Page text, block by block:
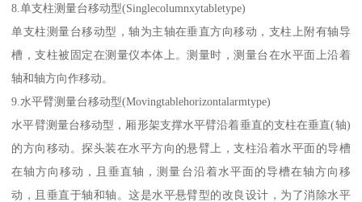
8.单支柱测量台移动型(Singlecolumnxytabletype)
单支柱测量台移动型，轴为主轴在垂直方向移动，支柱上附有轴导
槽，支柱被固定在测量仪本体上。测量时，测量台在水平面上沿着
轴和轴方向作移动。
9.水平臂测量台移动型(Movingtablehorizontalarmtype)
水平臂测量台移动型，厢形架支撑水平臂沿着垂直的支柱在垂直(轴)
的方向移动。探头装在水平方向的悬臂上，支柱沿着水平面的导槽
在轴方向移动，且垂直轴，测量台沿着水平面的导槽在轴方向移
动，且垂直于轴和轴。这是水平悬臂型的改良设计，为了消除水平